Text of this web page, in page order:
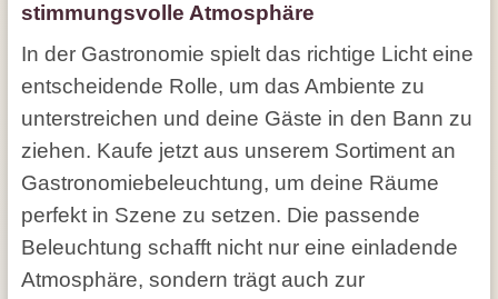
stimmungsvolle Atmosphäre
In der Gastronomie spielt das richtige Licht eine
entscheidende Rolle, um das Ambiente zu
unterstreichen und deine Gäste in den Bann zu
ziehen. Kaufe jetzt aus unserem Sortiment an
Gastronomiebeleuchtung, um deine Räume
perfekt in Szene zu setzen. Die passende
Beleuchtung schafft nicht nur eine einladende
Atmosphäre, sondern trägt auch zur